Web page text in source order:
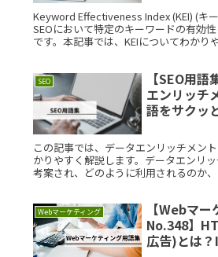
IT用語をサ
Keyword Effectiveness Index (KEI) (キー
SEOにおいて特定のキーワードの有効
です。本記事では、KEIについてわかり
SEO
【SEO用
エンリッチ
語をサクッ
この記事では、データエンリッチメン
かりやすく解説します。データエンリ
考案され、どのように利用されるのか
Webマーケティング
【Webマ
No.348】
広告)とは